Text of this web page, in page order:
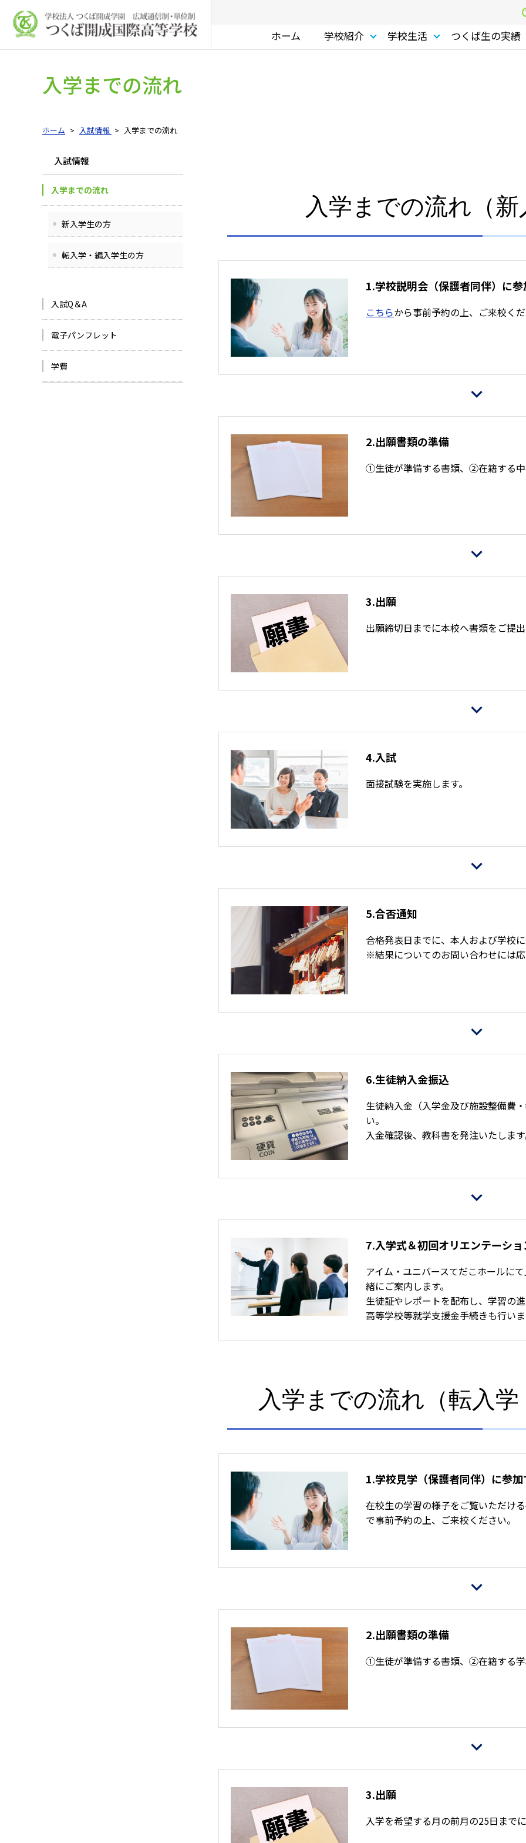
ホーム 学校紹介 学校生活 つくば生の実績
入学までの流れ
ホーム 入試情報 入学までの流れ
入試情報
入学までの流れ
新入学生の方
転入学・編入学生の方
入試Q＆A
電子パンフレット
学費
入学までの流れ（新
1.学校説明会（保護者同伴）に参
こちらから事前予約の上、ご来校くだ
2.出願書類の準備
①生徒が準備する書類、②在籍する中
3.出願
出願締切日までに本校へ書類をご提出
4.入試
面接試験を実施します。
5.合否通知
合格発表日までに、本人および学校
※結果についてのお問い合わせには応
6.生徒納入金振込
生徒納入金（入学金及び施設整備費
い。
入金確認後、教科書を発注いたします
7.入学式＆初回オリエンテーショ
アイム・ユニバースてだこホールに
緒にご案内します。
生徒証やレポートを配布し、学習の
高等学校等就学支援金手続きも行いま
入学までの流れ（転入学
1.学校見学（保護者同伴）に参加
在校生の学習の様子をご覧いただけ
で事前予約の上、ご来校ください。
2.出願書類の準備
①生徒が準備する書類、②在籍する学
3.出願
入学を希望する月の前月の25日まで